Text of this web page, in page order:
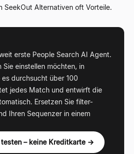
SeekOut Alternativen oft Vorteile.
erste People Search AI Agent.
Sie einstellen möchten, in
durchsucht über 100
jedes Match und entwirft die
Ersetzen Sie filter-
Ihren Sequenzer in einem
– keine Kreditkarte →